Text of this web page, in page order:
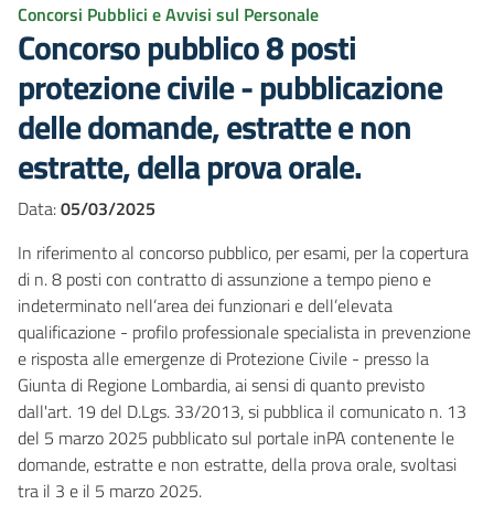
Concorsi Pubblici e Avvisi sul Personale
Concorso pubblico 8 posti
protezione civile - pubblicazione
delle domande, estratte e non
estratte, della prova orale.
Data:05/03/2025
In riferimento al concorso pubblico, per esami, per la copertura
di n. 8 posti con contratto di assunzione a tempo pieno e
indeterminato nell’area dei funzionari e dell’elevata
qualificazione - profilo professionale specialista in prevenzione
e risposta alle emergenze di Protezione Civile - presso la
Giunta di Regione Lombardia,ai sensi di quanto previsto
dall'art. 19 del D.Lgs. 33/2013,si pubblica il comunicato n. 13
del 5 marzo 2025 pubblicato sul portale inPA contenente le
domande, estratte e non estratte, della prova orale, svoltasi
tra il 3 e il 5 marzo 2025.